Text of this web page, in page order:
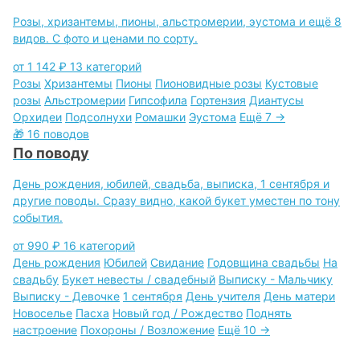
Розы, хризантемы, пионы, альстромерии, эустома и ещё 8
видов. С фото и ценами по сорту.
от 1 142 ₽ 13 категорий
Розы Хризантемы Пионы Пионовидные розы Кустовые
розы Альстромерии Гипсофила Гортензия Диантусы
Орхидеи Подсолнухи Ромашки Эустома Ещё 7 →
🎁 16 поводов
По поводу
День рождения, юбилей, свадьба, выписка, 1 сентября и
другие поводы. Сразу видно, какой букет уместен по тону
события.
от 990 ₽ 16 категорий
День рождения Юбилей Свидание Годовщина свадьбы На
свадьбу Букет невесты / свадебный Выписку - Мальчику
Выписку - Девочке 1 сентября День учителя День матери
Новоселье Пасха Новый год / Рождество Поднять
настроение Похороны / Возложение Ещё 10 →